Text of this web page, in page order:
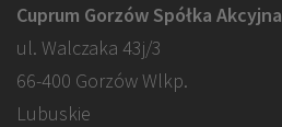
Cuprum Gorzów Spółka Akcyjna
ul. Walczaka 43j/3
66-400 Gorzów Wlkp.
Lubuskie